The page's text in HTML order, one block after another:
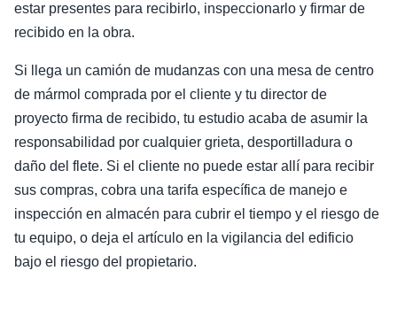
estar presentes para recibirlo, inspeccionarlo y firmar de
recibido en la obra.
Si llega un camión de mudanzas con una mesa de centro
de mármol comprada por el cliente y tu director de
proyecto firma de recibido, tu estudio acaba de asumir la
responsabilidad por cualquier grieta, desportilladura o
daño del flete. Si el cliente no puede estar allí para recibir
sus compras, cobra una tarifa específica de manejo e
inspección en almacén para cubrir el tiempo y el riesgo de
tu equipo, o deja el artículo en la vigilancia del edificio
bajo el riesgo del propietario.